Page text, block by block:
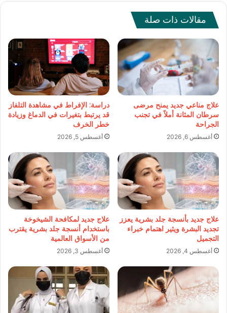
مقالات ذات صلة
علاج مناعي جديد يمنح مرضى
سرطان المثانة أملاً في تجنب
الجراحة
أغسطس 6, 2026
دراسة: الإفراط في مشاهدة التلفاز
قد يرتبط بتغيرات في الدماغ وزيادة
خطر الخرف
أغسطس 5, 2026
علاج جديد بأنسجة جلد بشرية يعزز
تجديد البشرة ويثير اهتمام خبراء
التجميل
أغسطس 4, 2026
علاج جديد لمكافحة الشيخوخة
باستخدام أنسجة جلد بشرية يقترب
من الأسواق العالمية
أغسطس 3, 2026